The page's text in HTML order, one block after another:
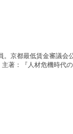
京都最低賃金審議
著：『人材危機時